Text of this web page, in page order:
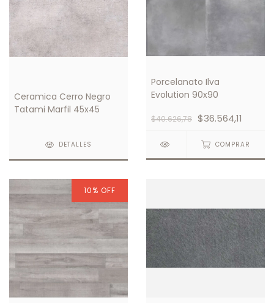
Ceramica Cerro Negro
Tatami Marfil 45x45
DETALLES
Porcelanato Ilva
Evolution 90x90
$40.626,78 $36.564,11
COMPRAR
10% OFF